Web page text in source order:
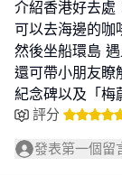
介紹香港好去處
可以去海邊的咖
然後坐船環島
還可帶小朋友瞭
紀念碑以及「梅
評分
發表第一個留